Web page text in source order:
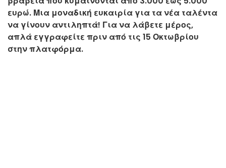
ευρώ. Μια μοναδική ευκαιρία για τα νέα ταλέντα
να γίνουν αντιληπτά! Για να λάβετε μέρος,
απλά εγγραφείτε πριν από τις 15 Οκτωβρίου
στην πλατφόρμα.